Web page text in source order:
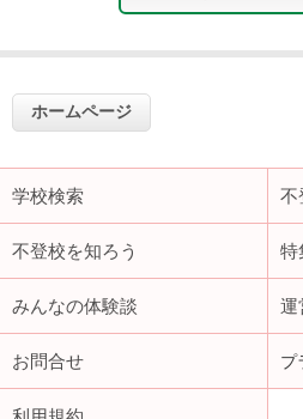
ホームページ
学校検索 不
不登校を知ろう 特
みんなの体験談 運
お問合せ プ